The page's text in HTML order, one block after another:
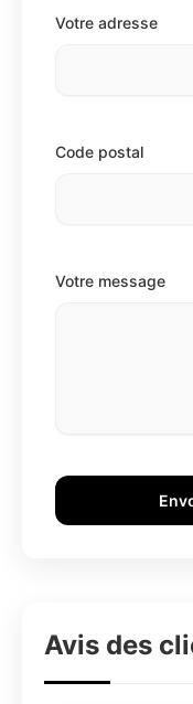
Votre adresse
Code postal
Votre message
Avis des